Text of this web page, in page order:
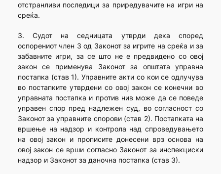
отстранливи последици за приредувачите на игри на
среќа.
3. Судот на седницата утврди дека според
оспорениот член 3 од Законот за игрите на среќа и за
забавните игри, за се што не е предвидено со овој
закон се применува Законот за општата управна
постапка (став 1). Управните акти со кои се одлучува
во постапките утврдени со овој закон се конечни во
управната постапка и против нив може да се поведе
управен спор пред надлежен суд, во согласност со
Законот за управните спорови (став 2). Постапката на
вршење на надзор и контрола над спроведувањето
на овој закон и прописите донесени врз основа на
овој закон се врши согласно Законот за инспекциски
надзор и Законот за даночна постапка (став 3).